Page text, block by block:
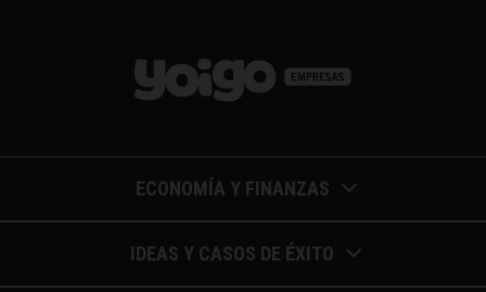
ECONOMÍA Y FINANZAS
Barómetros de sueldosIDEAS Y CASOS DE ÉXITO